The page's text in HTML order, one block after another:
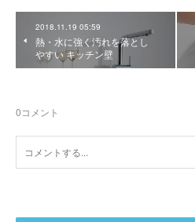
2018.11.19 05:59
熱・水に強く汚れを落とし
やすい キッチン壁
0コメント